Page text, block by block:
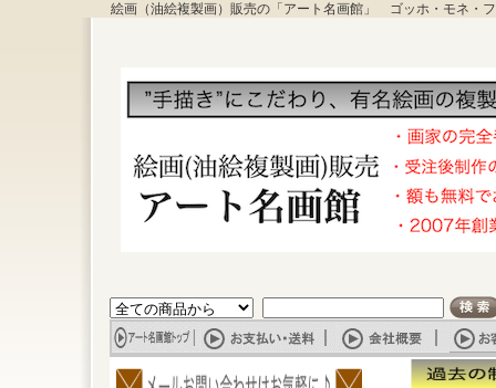
絵画（油絵複製画）販売の「アート名画館」 ゴッホ・モネ・